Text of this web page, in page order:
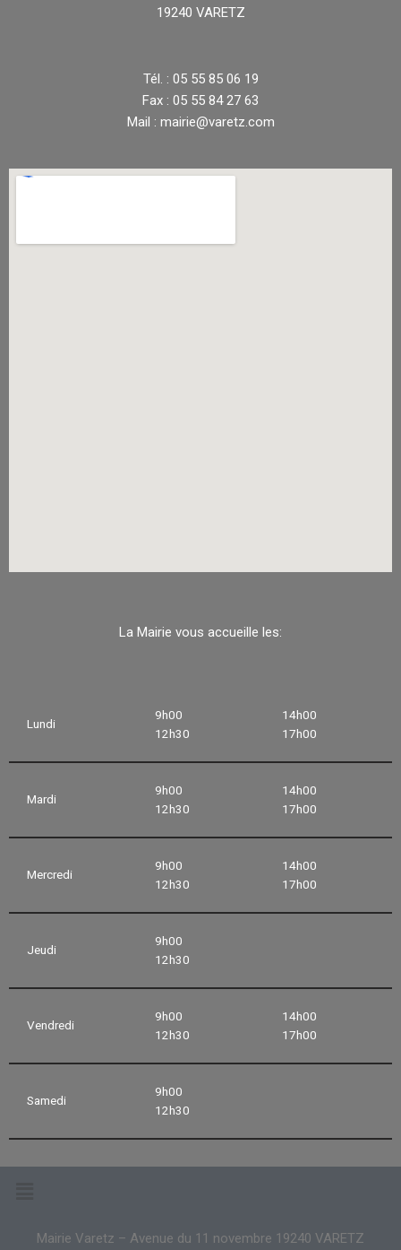
19240 VARETZ
Tél. : 05 55 85 06 19
Fax : 05 55 84 27 63
Mail : mairie@varetz.com
La Mairie vous accueille les:
Lundi
9h00
12h30
14h00
17h00
Mardi
9h00
12h30
14h00
17h00
Mercredi
9h00
12h30
14h00
17h00
Jeudi
9h00
12h30
Vendredi
9h00
12h30
14h00
17h00
Samedi
9h00
12h30
Mairie Varetz – Avenue du 11 novembre 19240 VARETZ